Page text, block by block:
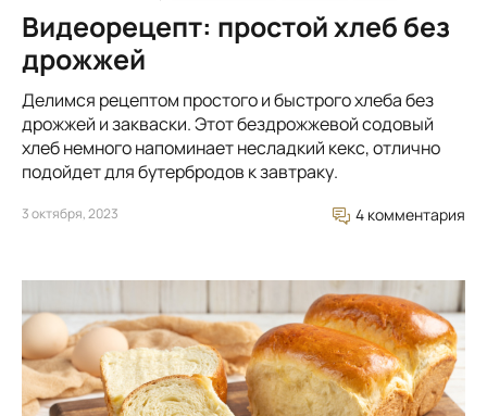
Видеорецепт: простой хлеб без
дрожжей
Делимся рецептом простого и быстрого хлеба без
дрожжей и закваски. Этот бездрожжевой содовый
хлеб немного напоминает несладкий кекс, отлично
подойдет для бутербродов к завтраку.
3 октября, 2023 4 комментария